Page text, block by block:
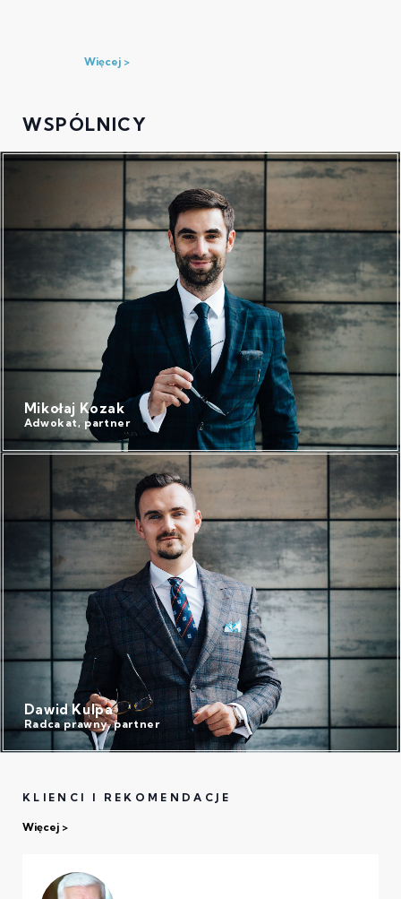
Więcej
WSPÓLNICY
Mikołaj Kozak
Adwokat, partner
Dawid Kulpa
Radca prawny, partner
KLIENCI I REKOMENDACJE
Więcej